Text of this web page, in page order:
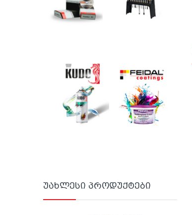
უახლესი პროდუქტები